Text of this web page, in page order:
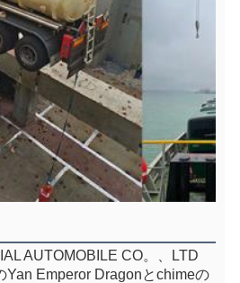
AUTOMOBILE CO。、LTD
Yan Emperor Dragonとchimeの